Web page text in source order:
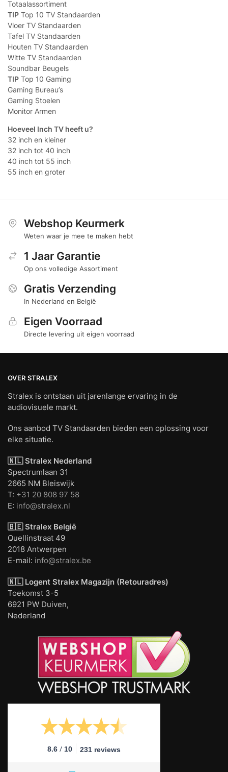
Totaalassortiment
TIP Top 10 TV Standaarden
Vloer TV Standaarden
Tafel TV Standaarden
Houten TV Standaarden
Witte TV Standaarden
Soundbar Beugels
TIP Top 10 Gaming
Gaming Bureau’s
Gaming Stoelen
Monitor Armen
Hoeveel Inch TV heeft u?
32 inch en kleiner
32 inch tot 40 inch
40 inch tot 55 inch
55 inch en groter
Webshop Keurmerk
Weten waar je mee te maken hebt
1 Jaar Garantie
Op ons volledige Assortiment
Gratis Verzending
In Nederland en België
Eigen Voorraad
Directe levering uit eigen voorraad
OVER STRALEX
Stralex is ontstaan uit jarenlange ervaring in de
audiovisuele markt.
Ons aanbod TV Standaarden bieden een oplossing voor
elke situatie.
🇳🇱 Stralex Nederland
Spectrumlaan 31
2665 NM Bleiswijk
T: +31 20 808 97 58
E: info@stralex.nl
🇧🇪 Stralex België
Quellinstraat 49
2018 Antwerpen
E-mail: info@stralex.be
🇳🇱 Logent Stralex Magazijn (Retouradres)
Toekomst 3-5
6921 PW Duiven,
Nederland
8.6 / 10 231 reviews